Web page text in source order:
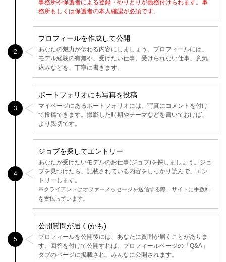
事務所や保護者による登録・やりとりが義務付けられます。事
務所もしくは保護者の本人確認が必須です。
2
プロフィールを作成して公開
あなたの魅力が伝わる内容にしましょう。プロフィールには、
モデル経験の有無や、受けたい仕事、受けられない仕事、意気
込みなどを、丁寧に書きます。
3
ポートフォリオにも写真を投稿
マイページにあるポートフォリオには、写真にコメントを付け
て投稿できます。撮影した時期やテーマなどを書いておけば、
より親切です。
4
ジョブを探してエントリー
あなたが受けたいモデルのお仕事(ジョブ)を探しましょう。ジョ
ブを見つけたら、記載されている内容をしっかり読んで、エン
トリーします。
※クライアントはオファーメッセージを送信する際、サイトに手数料
を支払っています。
5
公開質問が届く(かも)
プロフィールを公開後には、あなたに質問が届くことがありま
す。回答を付けて公開すれば、プロフィールページの「Q&A」
タブのページに掲載され、みんなに公開されます。